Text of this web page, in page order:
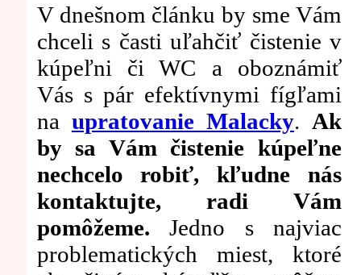
V dnešnom článku by sme Vám
chceli s časti uľahčiť čistenie v
kúpeľni či WC a oboznámiť
Vás s pár efektívnymi fígľami
na upratovanie Malacky. Ak
by sa Vám čistenie kúpeľne
nechcelo robiť, kľudne nás
kontaktujte, radi Vám
pomôžeme. Jedno s najviac
problematických miest, ktoré